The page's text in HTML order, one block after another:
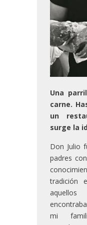
Una
carne.
un
surge la
Don Julio
padres
tradición
mi